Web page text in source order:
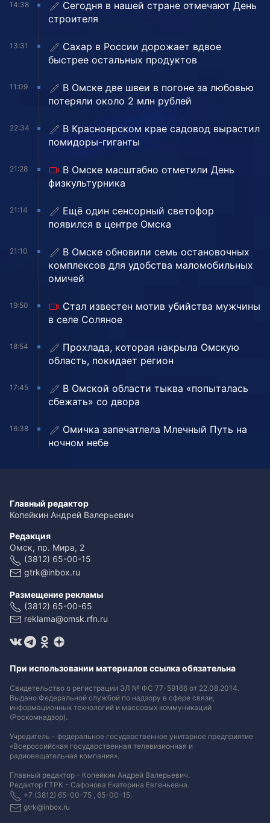
14:38
Сегодня в нашей стране отмечают День
строителя
13:31
Сахар в России дорожает вдвое
быстрее остальных продуктов
11:09
В Омске две швеи в погоне за любовью
потеряли около 2 млн рублей
22:34
В Красноярском крае садовод вырастил
помидоры-гиганты
21:28
В Омске масштабно отметили День
физкультурника
21:14
Ещё один сенсорный светофор
появился в центре Омска
21:10
В Омске обновили семь остановочных
комплексов для удобства маломобильных
омичей
19:50
Стал известен мотив убийства мужчины
в селе Соляное
18:54
Прохлада, которая накрыла Омскую
область, покидает регион
17:45
В Омской области тыква «попыталась
сбежать» со двора
16:38
Омичка запечатлела Млечный Путь на
ночном небе
Главный редактор
Копейкин Андрей Валерьевич
Редакция
Омск, пр. Мира, 2
(3812) 65-00-15
gtrk@inbox.ru
Размещение рекламы
(3812) 65-00-65
reklama@omsk.rfn.ru
При использовании материалов ссылка обязательна
Свидетельство о регистрации ЭЛ № ФС 77-59166 от 22.08.2014.
Выдано Федеральной службой по надзору в сфере связи,
информационных технологий и массовых коммуникаций
(Роскомнадзор).
Учредитель - федеральное государственное унитарное предприятие
«Всероссийская государственная телевизионная и
радиовещательная компания».
Главный редактор - Копейкин Андрей Валерьевич.
Редактор ГТРК - Сафонова Екатерина Евгеньевна.
+7 (3812) 65-00-75 , 65-00-15.
gtrk@inbox.ru